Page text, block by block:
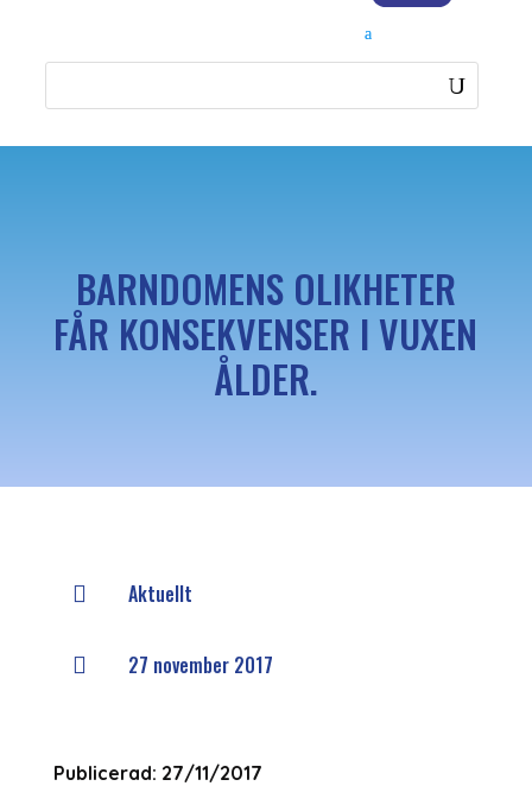
BARNDOMENS OLIKHETER
FÅR KONSEKVENSER I VUXEN
ÅLDER.
 Aktuellt
 27 november 2017
Publicerad: 27/11/2017